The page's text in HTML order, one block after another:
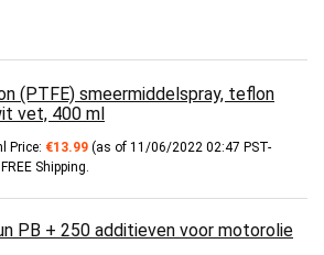
(PTFE) smeermiddelspray, teflon
vet, 400 ml
Price: €13.99 (as of 11/06/2022 02:47 PST-
FREE Shipping.
PB + 250 additieven voor motorolie